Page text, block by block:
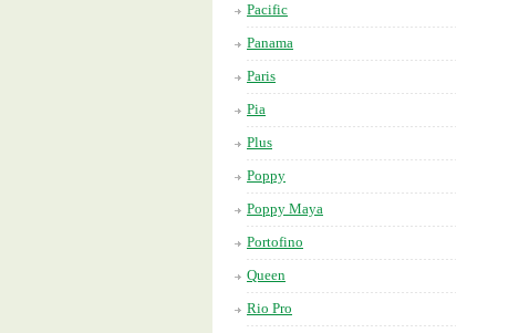
Pacific
Panama
Paris
Pia
Plus
Poppy
Poppy Maya
Portofino
Queen
Rio Pro